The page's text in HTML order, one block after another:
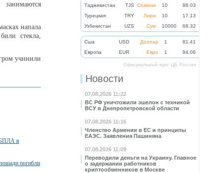
Таджикистан
TJS Сомони 10
88.03
Турецкая
TRY Лира 10
17.13
Узбекистан
UZS Сум 10000 68.32
Cша USD Доллар 1
81.41
Eвропа
EUR Евро 1 94.06
Официальный курс ЦБ России
Новости
07.08.2026 11:22
ВС РФ уничтожили эшелон с техникой
ВСУ в Днепропетровской области
07.08.2026 11:16
Членство Армении в ЕС и принципы
ЕАЭС. Заявления Пашиняна
07.08.2026 11:09
Переводили деньги на Украину. Главное
о задержании работников
криптообменников в Москве
напала
стекла,
учинили
БПЛА в
погибли